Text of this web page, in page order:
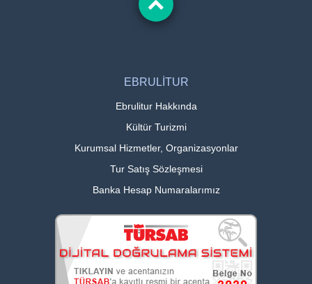
EBRULİTUR
Ebrulitur Hakkında
Kültür Turizmi
Kurumsal Hizmetler, Organizasyonlar
Tur Satış Sözleşmesi
Banka Hesap Numaralarımız